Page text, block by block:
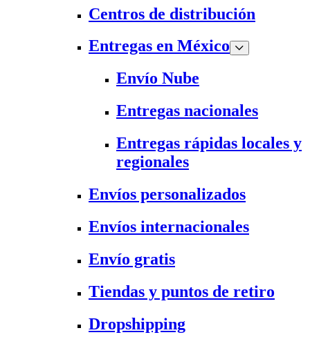
Centros de distribución
Entregas en México
Envío Nube
Entregas nacionales
Entregas rápidas locales y
regionales
Envíos personalizados
Envíos internacionales
Envío gratis
Tiendas y puntos de retiro
Dropshipping